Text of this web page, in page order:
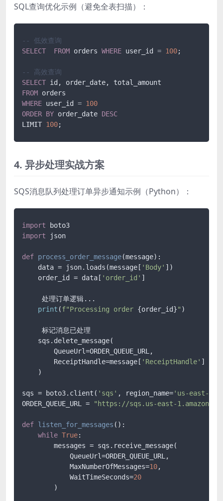
SQL查询优化示例（避免全表扫描）：
-- 低效查询
SELECT
FROM orders WHERE user_id = 100;
-- 高效查询
SELECT
FROM
WHERE user_id = 100
ORDER BY order_date DESC
LIMIT 100;
4. 异步处理实战方案
SQS消息队列处理订单异步通知示例（Python）：
import
import json
def process_order_message(message):
    data = json.loads(message[
'Body' ])
    order_id = data[
'order_id' ]
     处理订单逻辑...
print (f"Processing order {order_id}" )
     标记消息已处理
    sqs.delete_message(
        QueueUrl=ORDER_QUEUE_URL,
        ReceiptHandle=message[
'ReceiptHandle' ]
    )
sqs = boto3.client( 'sqs' , region_name='us-east-1'
ORDER_QUEUE_URL =
"https://sqs.us-east-
def listen_for_messages ():
while True:
        messages = sqs.receive_message(
            QueueUrl=ORDER_QUEUE_URL,
            MaxNumberOfMessages=
10,
            WaitTimeSeconds=
20
        )